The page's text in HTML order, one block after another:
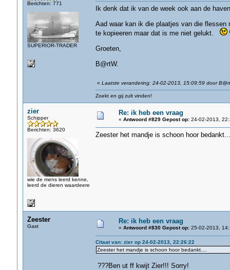
Berichten: 771
SUPERIOR-TRADER
Ik denk dat ik van de week ook aan de
Aad waar kan ik die plaatjes van die
te kopieeren maar dat is me niet gelukt.
Groeten,
B@rtW.
« Laatste verandering: 24-02-2013, 15:09:59 door
Zoekt en gij zult vinden!
zier
Schipper
Berichten: 3620
wie de mens leerd kenne,
leerd de dieren waardeere
Re: ik heb een vraag
« Antwoord #829 Gepost op:24-02-2013,
Zeester het mandje is schoon hoor
Zeester
Gast
Re: ik heb een vraag
« Antwoord #830 Gepost op:25-02-2013,
Citaat van: zier op 24-02-2013, 22:26:22
Zeester het mandje is schoon hoor bedankt....
???Ben ut ff kwijt Zier!!! Sorry!